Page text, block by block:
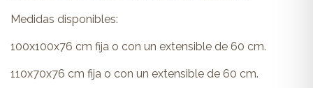
Medidas disponibles:
100x100x76 cm fija o con un extensible de 60 cm.
110x70x76 cm fija o con un extensible de 60 cm.